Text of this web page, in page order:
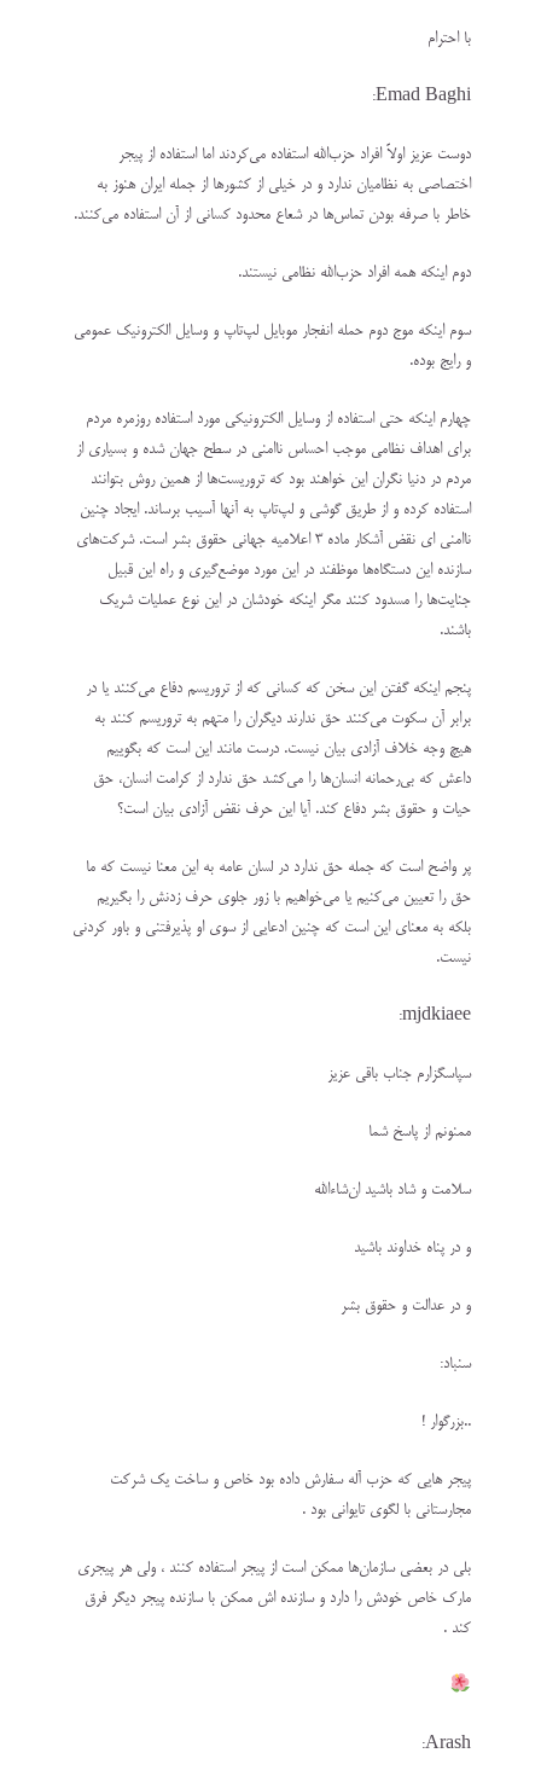
با احترام
Emad Baghi:
دوست عزیز اولاً افراد حزب‌الله استفاده می‌کردند اما استفاده از پیجر
اختصاصی به نظامیان ندارد و در خیلی از کشورها از جمله ایران هنوز به
خاطر با صرفه بودن تماس‌ها در شعاع محدود کسانی از آن استفاده می‌کنند.
دوم اینکه همه افراد حزب‌الله نظامی نیستند.
سوم اینکه موج دوم حمله انفجار موبایل لپ‌تاپ و وسایل الکترونیک عمومی
و رایج بوده.
چهارم اینکه‌ حتی استفاده از وسایل الکترونیکی مورد استفاده روزمره مردم
برای اهداف نظامی موجب احساس ناامنی در سطح جهان شده و بسیاری از
مردم در دنیا نگران این خواهند بود که تروریست‌ها از همین روش بتوانند
استفاده کرده و از طریق گوشی و لپ‌تاپ به آنها آسیب برساند. ایجاد چنین
ناامنی ای نقض آشکار ماده ۳ اعلامیه جهانی حقوق بشر است. شرکت‌های
سازنده این دستگاه‌ها موظفند در این مورد موضع‌گیری و راه این قبیل
جنایت‌ها را مسدود کنند مگر اینکه خودشان در این نوع عملیات شریک
باشند.
پنجم اینکه گفتن این سخن که کسانی که از تروریسم دفاع می‌کنند یا در
برابر آن سکوت می‌کنند حق ندارند دیگران را متهم به تروریسم کنند به
هیچ وجه خلاف آزادی بیان نیست. درست مانند این است که بگوییم
داعش که بی‌رحمانه انسان‌ها را می‌کشد حق ندارد از کرامت انسان، حق
حیات و حقوق بشر دفاع کند. آیا این حرف نقض آزادی بیان است؟
پر واضح است که جمله حق ندارد در لسان عامه به این معنا نیست که ما
حق را تعیین می‌کنیم یا می‌خواهیم با زور جلوی حرف زدنش را بگیریم
بلکه به معنای این است که چنین ادعایی از سوی او پذیرفتنی و باور کردنی
نیست.
mjdkiaee:
سپاسگزارم جناب باقی عزیز
ممنونم از پاسخ شما
سلامت و شاد باشید ان‌شاءالله
و در پناه خداوند باشید
و در عدالت و حقوق بشر
سنباد:
..بزرگوار !
پیجر هایی که حزب آله سفارش داده بود خاص و ساخت یک شرکت
مجارستانی با لگوی تایوانی بود .
بلی در بعضی سازمان‌ها ممکن است از پیجر استفاده کنند ، ولی هر پیجری
مارک خاص خودش را دارد و سازنده اش ممکن با سازنده پیجر دیگر فرق
کند .
Arash: